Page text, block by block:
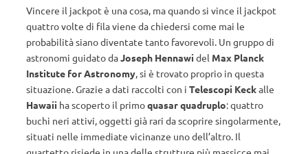
Vincere il jackpot è una cosa, ma quando si vince il jackpot
quattro volte di fila viene da chiedersi come mai le
probabilità siano diventate tanto favorevoli. Un gruppo di
astronomi guidato daJoseph Hennawi del Max Planck
Institute for Astronomy, si è trovato proprio in questa
situazione. Grazie a dati raccolti con i Telescopi Keckalle
Hawaii ha scoperto il primoquasar quadruplo: quattro
buchi neri attivi, oggetti già rari da scoprire singolarmente,
situati nelle immediate vicinanze uno dell’altro. Il